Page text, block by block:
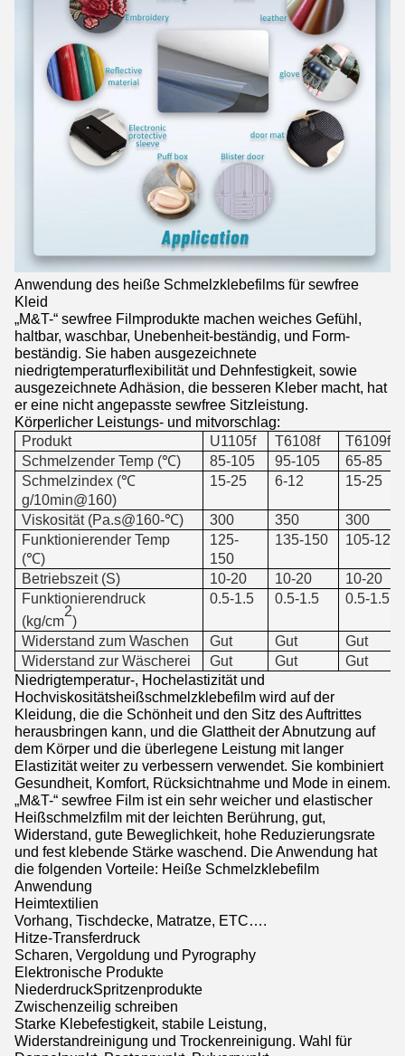
Anwendung des heiße Schmelzklebefilms für sewfree
Kleid
„M&T-“ sewfree Filmprodukte machen weiches Gefühl,
haltbar, waschbar, Unebenheit-beständig, und Form-
beständig. Sie haben ausgezeichnete
niedrigtemperaturflexibilität und Dehnfestigkeit, sowie
ausgezeichnete Adhäsion, die besseren Kleber macht, hat
er eine nicht angepasste sewfree Sitzleistung.
Körperlicher Leistungs- und mitvorschlag:
Produkt
U1105f T6108f
T6109f
Schmelzender Temp (℃)
85-105 95-105
65-85
Schmelzindex (℃
g/10min@160)
15-25 6-12 15-25
Viskosität (Pa.s@160-℃) 300 350
300
Funktionierender Temp
(℃)
125-
150
135-150 105-125
Betriebszeit (S) 10-20 10-20
10-20
Funktionierendruck
(kg/cm
2
)
0.5-1.5 0.5-1.5 0.5-1.5
Widerstand zum Waschen Gut Gut
Gut
Widerstand zur Wäscherei
Gut Gut
Gut
Niedrigtemperatur-, Hochelastizität und
Hochviskositätsheißschmelzklebefilm wird auf der
Kleidung, die die Schönheit und den Sitz des Auftrittes
herausbringen kann, und die Glattheit der Abnutzung auf
dem Körper und die überlegene Leistung mit langer
Elastizität weiter zu verbessern verwendet. Sie kombiniert
Gesundheit, Komfort, Rücksichtnahme und Mode in einem.
„M&T-“ sewfree Film ist ein sehr weicher und elastischer
Heißschmelzfilm mit der leichten Berührung, gut,
Widerstand, gute Beweglichkeit, hohe Reduzierungsrate
und fest klebende Stärke waschend. Die Anwendung hat
die folgenden Vorteile: Heiße Schmelzklebefilm
Anwendung
Heimtextilien
Vorhang, Tischdecke, Matratze, ETC….
Hitze-Transferdruck
Scharen, Vergoldung und Pyrography
Elektronische Produkte
NiederdruckSpritzenprodukte
Zwischenzeilig schreiben
Starke Klebefestigkeit, stabile Leistung,
Widerstandreinigung und Trockenreinigung. Wahl für